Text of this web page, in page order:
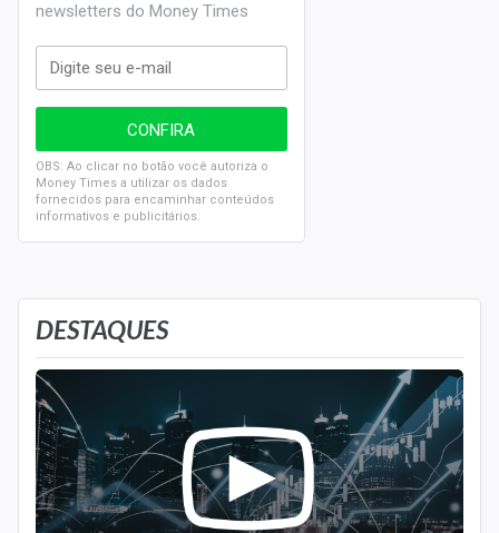
DESTAQUES
newsletters do Money Times
OBS: Ao clicar no botão você autoriza o
Money Times a utilizar os dados
fornecidos para encaminhar conteúdos
informativos e publicitários.